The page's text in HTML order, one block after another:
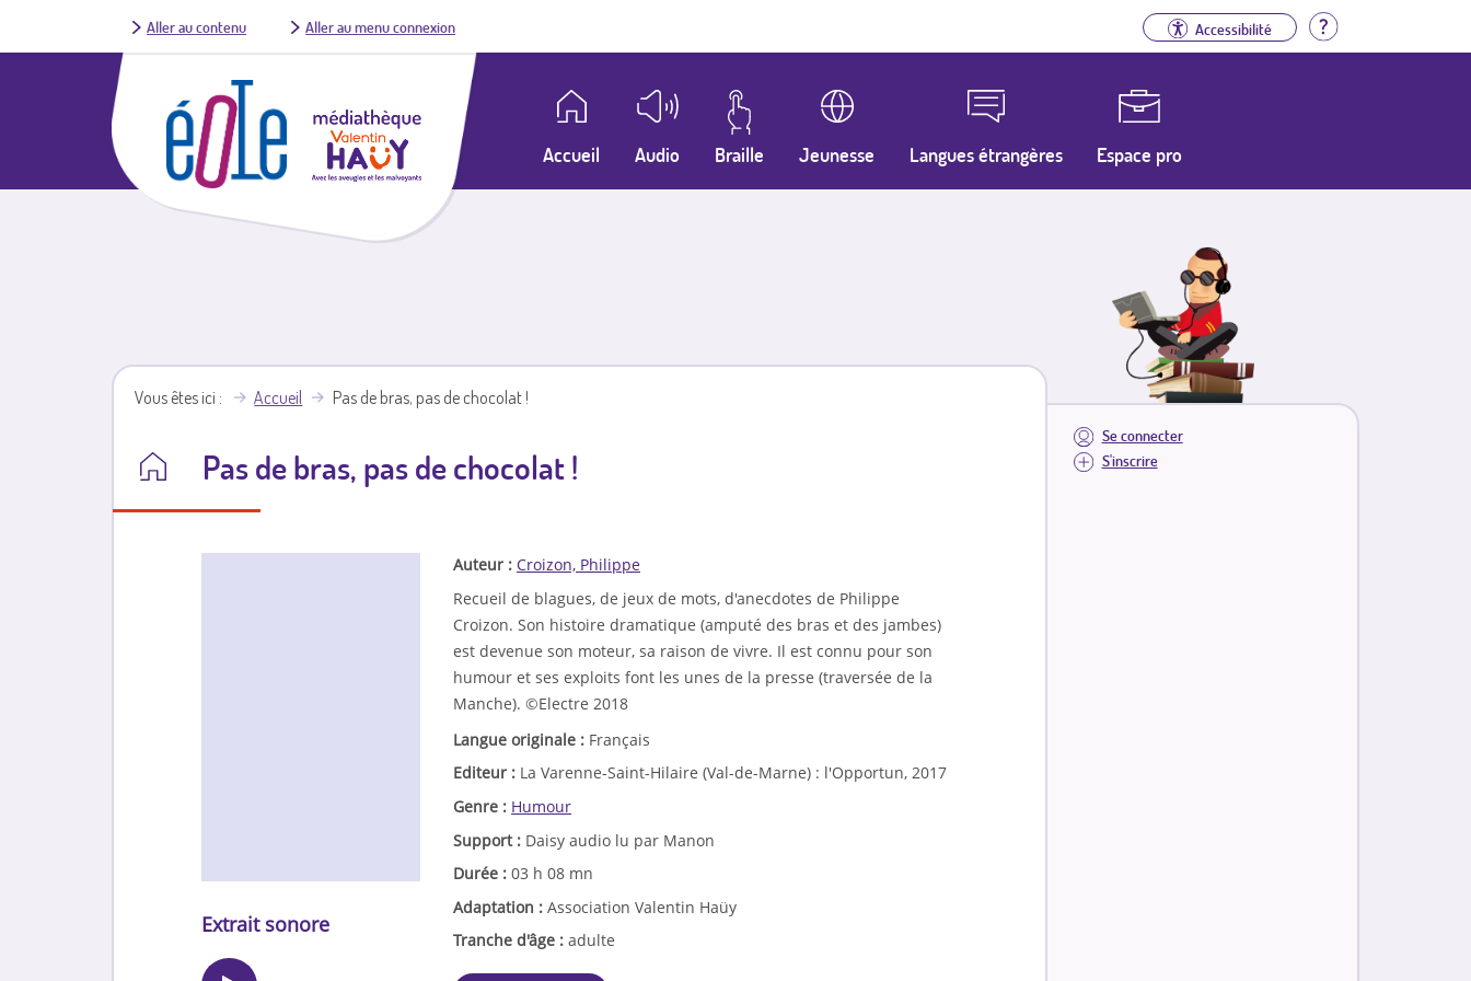
Aller au contenu Aller au menu connexion Accessibilité Aide
Accueil Audio Braille Jeunesse Langues étrangères Espace pro
Se connecter
S'inscrire
Vous êtes ici Accueil Pas de bras, pas de chocolat !
Pas de bras, pas de chocolat !
Auteur : Croizon, Philippe
Recueil de blagues, de jeux de mots, d'anecdotes de Philippe
Croizon. Son histoire dramatique (amputé des bras et des jambes)
est devenue son moteur, sa raison de vivre. Il est connu pour son
humour et ses exploits font les unes de la presse (traversée de la
Manche). ©Electre 2018
Langue originale : Français
Editeur : La Varenne-Saint-Hilaire (Val-de-Marne) : l'Opportun, 2017
Genre : Humour
Support : Daisy audio lu par Manon
Durée : 03 h 08 mn
Adaptation : Association Valentin Haüy
Tranche d'âge : adulte
Extrait sonore